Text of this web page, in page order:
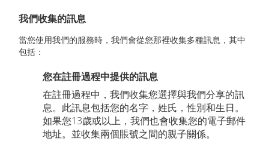
我們收集的訊息
當您使用我們的服務時，我們會從您那裡收集多種訊息，其中
包括：
您在註冊過程中提供的訊息
在註冊過程中，我們收集您選擇與我們分享的訊
息。此訊息包括您的名字，姓氏，性別和生日。
如果您13歲或以上，我們也會收集您的電子郵件
地址。並收集兩個賬號之間的親子關係。